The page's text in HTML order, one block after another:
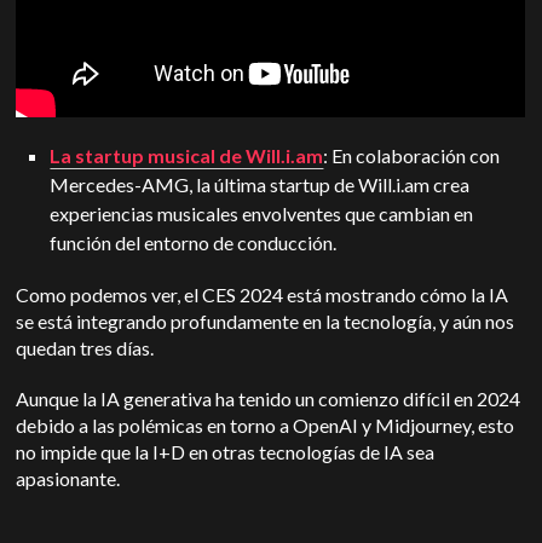
La startup musical de Will.i.am: En colaboración con
Mercedes-AMG, la última startup de Will.i.am crea
experiencias musicales envolventes que cambian en
función del entorno de conducción.
Como podemos ver, el CES 2024 está mostrando cómo la IA
se está integrando profundamente en la tecnología, y aún nos
quedan tres días.
Aunque la IA generativa ha tenido un comienzo difícil en 2024
debido a las polémicas en torno a OpenAI y Midjourney, esto
no impide que la I+D en otras tecnologías de IA sea
apasionante.